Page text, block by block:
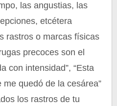
las angustias, las
etcétera
rastros o marcas físicas
precoces son el
con intensidad”, “Esta
quedó de la cesárea”
los rastros de tu